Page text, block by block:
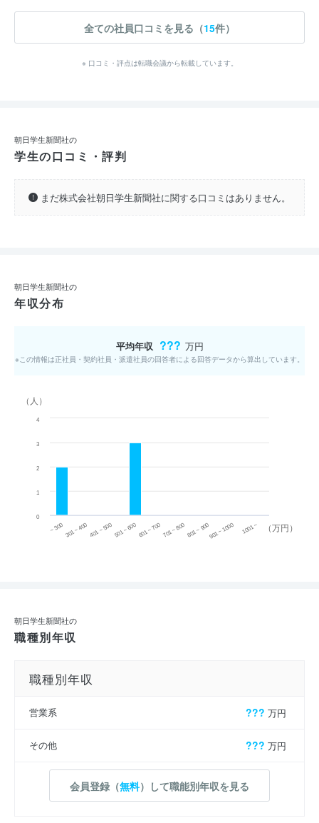
全ての社員口コミを見る（15件）
※ 口コミ・評点は転職会議から転載しています。
朝日学生新聞社の
学生の口コミ・評判
まだ株式会社朝日学生新聞社に関する口コミはありません。
朝日学生新聞社の
年収分布
平均年収 ??? 万円
※この情報は正社員・契約社員・派遣社員の回答者による回答データから算出しています。
（万円）
（人）
~ 300 301 ~ 400 401 ~ 500501 ~ 600601 ~ 700701 ~ 800801 ~ 900901 ~ 1000 1001 ~
0
1
2
3
4
朝日学生新聞社の
職種別年収
職種別年収
営業系 ??? 万円
その他 ??? 万円
会員登録（無料）して職能別年収を見る